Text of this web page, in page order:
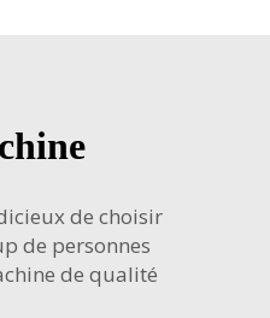
de choisir
de personnes
de qualité